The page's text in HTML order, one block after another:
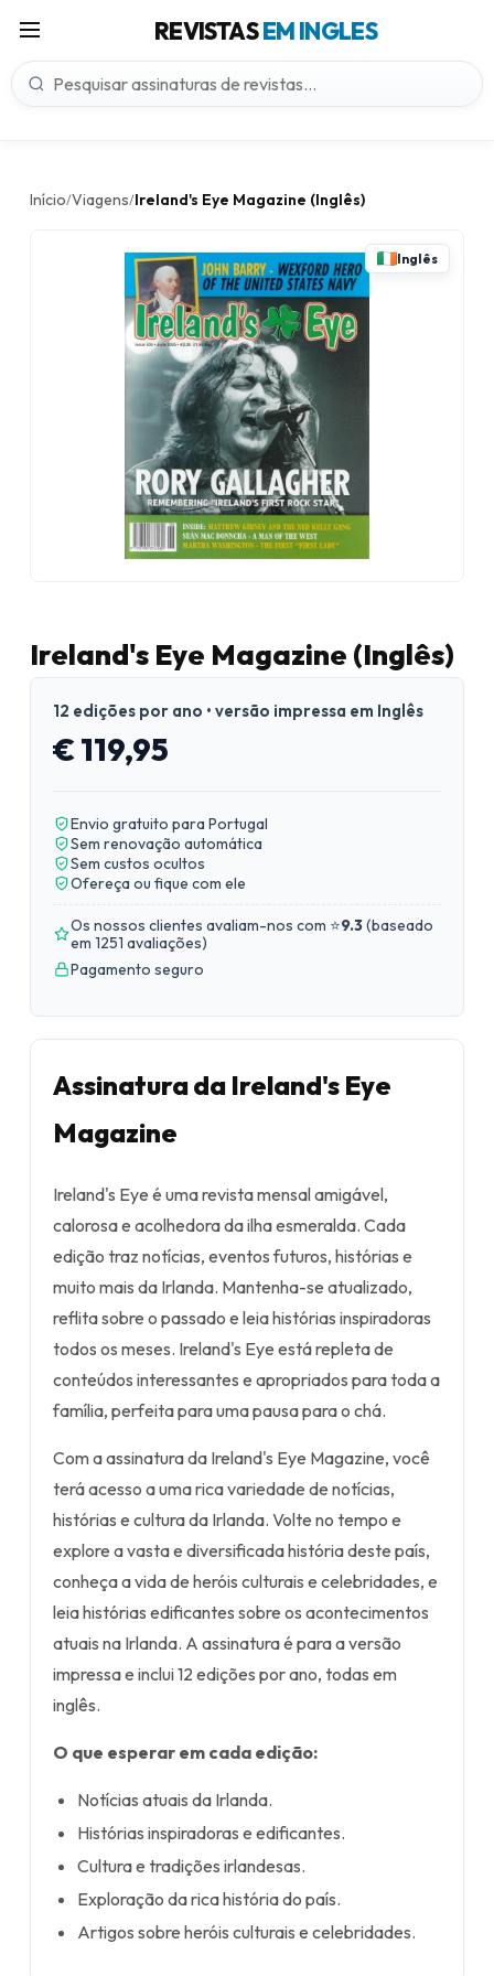
REVISTASEM INGLES
Início/Viagens/Ireland's Eye Magazine (Inglês)
Inglês
Ireland's Eye Magazine (Inglês)
12 edições por ano • versão impressa em Inglês
€ 119,95
Envio gratuito para Portugal
Sem renovação automática
Sem custos ocultos
Ofereça ou fique com ele
Os nossos clientes avaliam-nos com ⭐9.3(baseado
em 1251 avaliações)
Pagamento seguro
Assinatura da Ireland's Eye
Magazine
Ireland's Eye é uma revista mensal amigável,
calorosa e acolhedora da ilha esmeralda. Cada
edição traz notícias, eventos futuros, histórias e
muito mais da Irlanda. Mantenha-se atualizado,
reflita sobre o passado e leia histórias inspiradoras
todos os meses. Ireland's Eye está repleta de
conteúdos interessantes e apropriados para toda a
família, perfeita para uma pausa para o chá.
Com a assinatura da Ireland's Eye Magazine, você
terá acesso a uma rica variedade de notícias,
histórias e cultura da Irlanda. Volte no tempo e
explore a vasta e diversificada história deste país,
conheça a vida de heróis culturais e celebridades, e
leia histórias edificantes sobre os acontecimentos
atuais na Irlanda. A assinatura é para a versão
impressa e inclui 12 edições por ano, todas em
inglês.
O que esperar em cada edição:
Notícias atuais da Irlanda.
Histórias inspiradoras e edificantes.
Cultura e tradições irlandesas.
Exploração da rica história do país.
Artigos sobre heróis culturais e celebridades.